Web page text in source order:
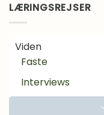
LÆRINGSREJSER
Viden
Faste
Interviews